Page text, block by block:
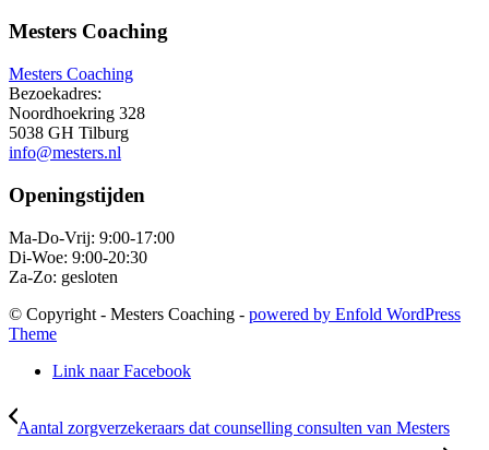
Mesters Coaching
Mesters Coaching
Bezoekadres:
Noordhoekring 328
5038 GH Tilburg
info@mesters.nl
Openingstijden
Ma-Do-Vrij: 9:00-17:00
Di-Woe: 9:00-20:30
Za-Zo: gesloten
© Copyright - Mesters Coaching - powered by Enfold WordPress
Theme
Link naar Facebook
Aantal zorgverzekeraars dat counselling consulten van Mesters